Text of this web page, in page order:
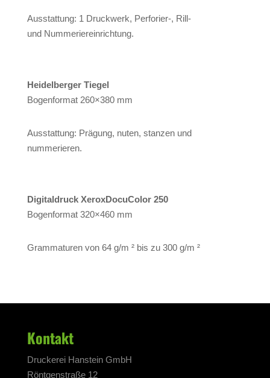
Ausstattung: 1 Druckwerk, Perforier-, Rill-
und Nummeriereinrichtung.
Heidelberger Tiegel
Bogenformat 260×380 mm
Ausstattung: Prägung, nuten, stanzen und
nummerieren.
Digitaldruck XeroxDocuColor 250
Bogenformat 320×460 mm
Grammaturen von 64 g/m ² bis zu 300 g/m ²
Kontakt
Druckerei Hanstein GmbH
Röntgenstraße 12